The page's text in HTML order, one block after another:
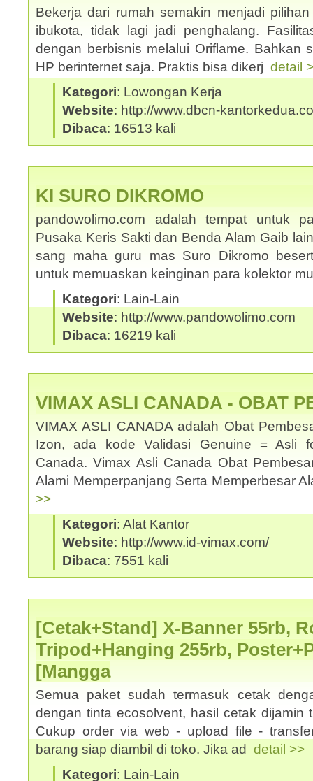
Bekerja dari rumah semakin menjadi
ibukota, tidak lagi jadi penghalang.
dengan berbisnis melalui Oriflame. Bahkan
HP berinternet saja. Praktis bisa dikerj detail
Kategori: Lowongan Kerja
Website: http://www.dbcn-
Dibaca: 16513 kali
KI SURO DIKROMO
pandowolimo.com adalah tempat untuk
Pusaka Keris Sakti dan Benda Alam Gaib
sang maha guru mas Suro Dikromo
untuk memuaskan keinginan para kolektor
Kategori: Lain-Lain
Website: http://www.pandowolimo.com
Dibaca: 16219 kali
VIMAX ASLI CANADA - OBAT
VIMAX ASLI CANADA adalah Obat
Izon, ada kode Validasi Genuine = Asli
Canada. Vimax Asli Canada Obat
Alami Memperpanjang Serta Memperbesar
>>
Kategori: Alat Kantor
Website: http://www.id-vimax.com/
Dibaca: 7551 kali
[Cetak+Stand] X-Banner 55rb,
Tripod+Hanging 255rb,
[Mangga
Semua paket sudah termasuk cetak
dengan tinta ecosolvent, hasil cetak dijamin
Cukup order via web - upload file -
barang siap diambil di toko. Jika ad detail >>
Kategori: Lain-Lain